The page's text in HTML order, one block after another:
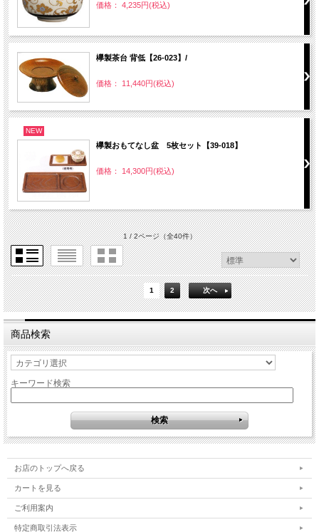
価格： 4,235円(税込)
欅製茶台 背低【26-023】/
価格： 11,440円(税込)
NEW
欅製おもてなし盆 5枚セット【39-018】
価格： 14,300円(税込)
1 / 2ページ（全40件）
1 2 次へ
商品検索
キーワード検索
お店のトップへ戻る
カートを見る
ご利用案内
特定商取引法表示